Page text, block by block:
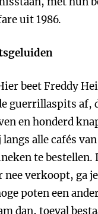
uit 1986.
beet Freddy
guerrillaspits af,
en honderd
alle cafés
te bestellen.
nee verkoopt, ga
poten een
dan, toeval